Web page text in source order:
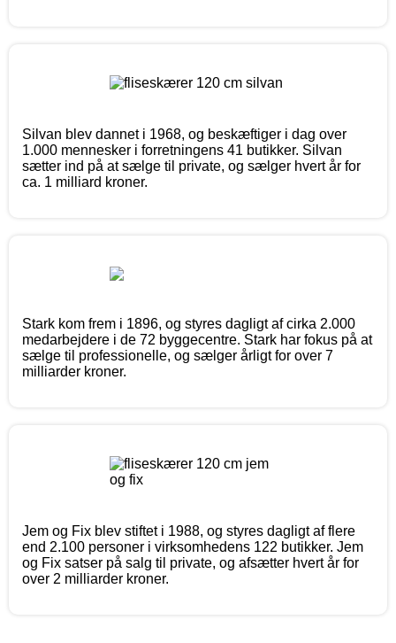
Silvan blev dannet i 1968, og beskæftiger i dag over
1.000 mennesker i forretningens 41 butikker. Silvan
sætter ind på at sælge til private, og sælger hvert år for
ca. 1 milliard kroner.
Stark kom frem i 1896, og styres dagligt af cirka 2.000
medarbejdere i de 72 byggecentre. Stark har fokus på at
sælge til professionelle, og sælger årligt for over 7
milliarder kroner.
Jem og Fix blev stiftet i 1988, og styres dagligt af flere
end 2.100 personer i virksomhedens 122 butikker. Jem
og Fix satser på salg til private, og afsætter hvert år for
over 2 milliarder kroner.